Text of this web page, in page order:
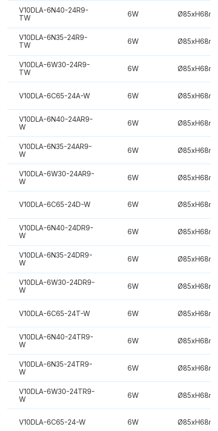
V10DLA-6N40-24R9-
TW
6W
V10DLA-6N35-24R9-
TW
6W
V10DLA-6W30-24R9-
TW
6W
V10DLA-6C65-24A-W 6W
V10DLA-6N40-24AR9-
W
6W
V10DLA-6N35-24AR9-
W
6W
V10DLA-6W30-24AR9-
W
6W
V10DLA-6C65-24D-W 6W
V10DLA-6N40-24DR9-
W
6W
V10DLA-6N35-24DR9-
W
6W
V10DLA-6W30-24DR9-
W
6W
V10DLA-6C65-24T-W 6W
V10DLA-6N40-24TR9-
W
6W
V10DLA-6N35-24TR9-
W
6W
V10DLA-6W30-24TR9-
W
6W
V10DLA-6C65-24-W 6W